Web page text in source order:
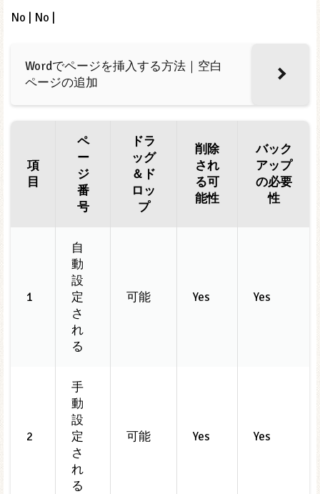
No | No |
Wordでページを挿入する方法｜空白
ページの追加
項
目
ペ
ー
ジ
番
号
ドラ
ッグ
＆ド
ロッ
プ
削除
され
る可
能性
バック
アップ
の必要
性
1
自
動
設
定
さ
れ
る
可能 Yes Yes
2
手
動
設
定
さ
れ
る
可能 Yes Yes